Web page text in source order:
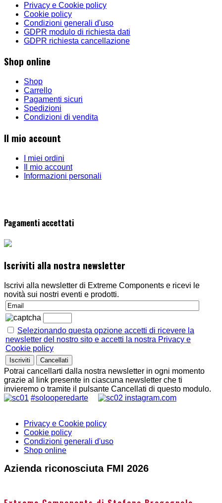
Privacy e Cookie policy
Cookie policy
Condizioni generali d'uso
GDPR modulo di richiesta dati
GDPR richiesta cancellazione
Shop online
Shop
Carrello
Pagamenti sicuri
Spedizioni
Condizioni di vendita
Il mio account
I miei ordini
Il mio account
Informazioni personali
Pagamenti accettati
Iscriviti alla nostra newsletter
Iscrivi alla newsletter di Extreme Components e ricevi le
novità sui nostri eventi e prodotti.
Selezionando questa opzione accetti di ricevere la
newsletter del nostro sito e accetti la nostra Privacy e
Cookie policy
Potrai cancellarti dalla nostra newsletter in ogni momento
grazie al link presente in ciascuna newsletter che ti
invieremo o tramite il pulsante Cancellati di questo modulo.
#solooperedarte
instagram.com
Privacy e Cookie policy
Cookie policy
Condizioni generali d'uso
Shop online
Azienda riconosciuta FMI 2026